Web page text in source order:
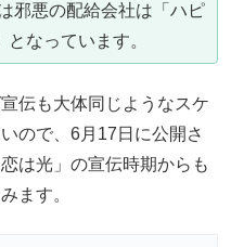
邪悪の配給会社は「ハピ
なっています。
伝も大体同じようなスケ
ので、6月17日に公開さ
は光」の宣伝時期からも
ます。